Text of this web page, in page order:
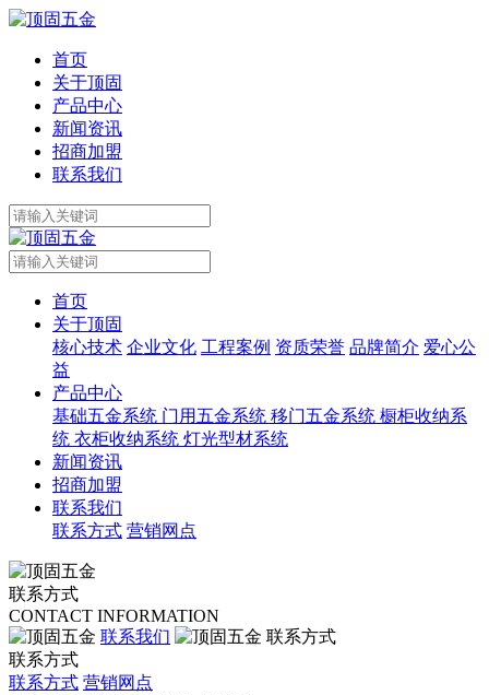
首页
关于顶固
产品中心
新闻资讯
招商加盟
联系我们
首页
关于顶固
核心技术 企业文化 工程案例 资质荣誉 品牌简介 爱心公
益
产品中心
基础五金系统 门用五金系统 移门五金系统 橱柜收纳系
统 衣柜收纳系统 灯光型材系统
新闻资讯
招商加盟
联系我们
联系方式 营销网点
联系方式
CONTACT INFORMATION
联系我们
联系方式
联系方式
联系方式 营销网点